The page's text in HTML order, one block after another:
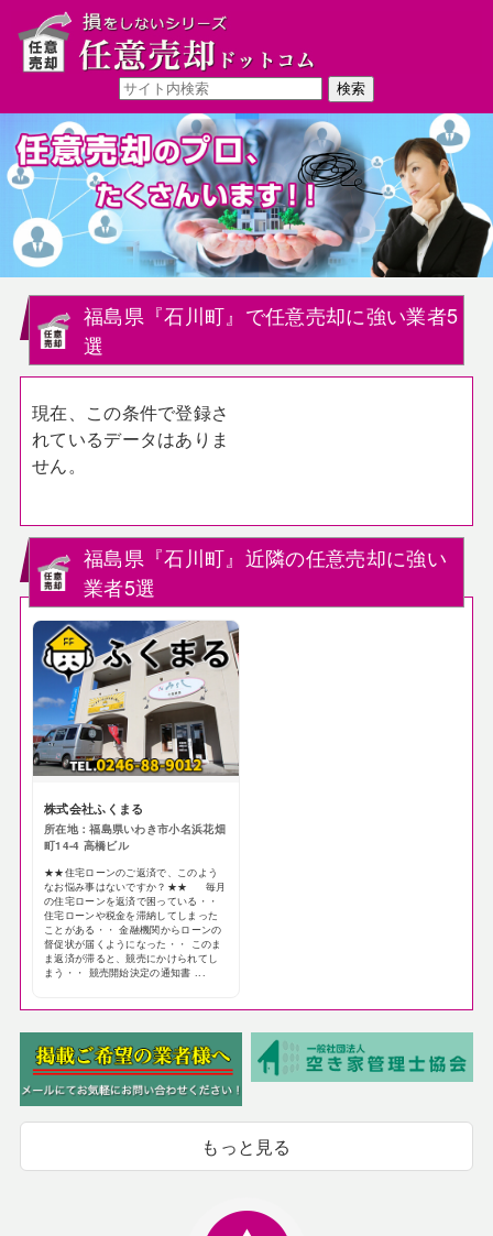
福島県『石川町』で任意売却に強い業者5
選
現在、この条件で登録さ
れているデータはありま
せん。
福島県『石川町』近隣の任意売却に強い
業者5選
株式会社ふくまる
所在地：福島県いわき市小名浜花畑
町14-4 高橋ビル
★★住宅ローンのご返済で、このよう
なお悩み事はないですか？★★ 毎月
の住宅ローンを返済で困っている・・
住宅ローンや税金を滞納してしまった
ことがある・・ 金融機関からローンの
督促状が届くようになった・・ このま
ま返済が滞ると、競売にかけられてし
まう・・ 競売開始決定の通知書 ...
もっと見る